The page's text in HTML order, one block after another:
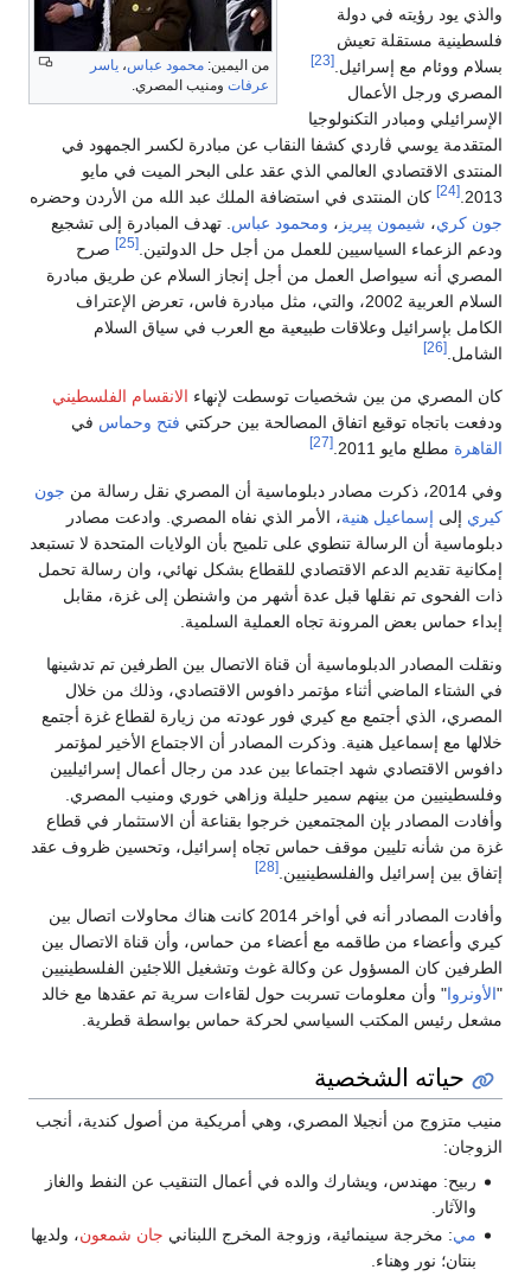
من اليمين: محمود عباس، ياسر
عرفات ومنيب المصري.
والذي يود رؤيته في دولة
فلسطينية مستقلة تعيش
بسلام ووئام مع إسرائيل.[23]
المصري ورجل الأعمال
الإسرائيلي ومبادر التكنولوجيا
المتقدمة يوسي ڤاردي كشفا النقاب عن مبادرة لكسر الجمهود في
المنتدى الاقتصادي العالمي الذي عقد على البحر الميت في مايو
2013.
[24]
كان المنتدى في استضافة الملك عبد الله من الأردن وحضره
جون كري، شيمون پيريز ، ومحمود عباس. تهدف المبادرة إلى تشجيع
ودعم الزعماء السياسيين للعمل من أجل حل الدولتين.[25]
صرح
المصري أنه سيواصل العمل من أجل إنجاز السلام عن طريق مبادرة
السلام العربية 2002، والتي، مثل مبادرة فاس، تعرض الإعتراف
الكامل بإسرائيل وعلاقات طبيعية مع العرب في سياق السلام
الشامل.[26]
كان المصري من بين شخصيات توسطت لإنهاء الانقسام الفلسطيني
ودفعت باتجاه توقيع اتفاق المصالحة بين حركتي فتح وحماس في
القاهرة مطلع مايو 2011. [27]
وفي 2014، ذكرت مصادر دبلوماسية أن المصري نقل رسالة من
جون
كيري إلى إسماعيل هنية، الأمر الذي نفاه المصري. وادعت مصادر
دبلوماسية أن الرسالة تنطوي على تلميح بأن الولايات المتحدة لا تستبعد
إمكانية تقديم الدعم الاقتصادي للقطاع بشكل نهائي، وان رسالة تحمل
ذات الفحوى تم نقلها قبل عدة أشهر من واشنطن إلى غزة، مقابل
إبداء حماس بعض المرونة تجاه العملية السلمية.
ونقلت المصادر الدبلوماسية أن قناة الاتصال بين الطرفين تم تدشينها
في الشتاء الماضي أثناء مؤتمر دافوس الاقتصادي، وذلك من خلال
المصري، الذي أجتمع مع كيري فور عودته من زيارة لقطاع غزة أجتمع
خلالها مع إسماعيل هنية. وذكرت المصادر أن الاجتماع الأخير لمؤتمر
دافوس الاقتصادي شهد اجتماعا بين عدد من رجال أعمال إسرائيليين
وفلسطينيين من بينهم سمير حليلة وزاهي خوري ومنيب المصري.
وأفادت المصادر بإن المجتمعين خرجوا بقناعة أن الاستثمار في قطاع
غزة من شأنه تليين موقف حماس تجاه إسرائيل، وتحسين ظروف عقد
إتفاق بين إسرائيل والفلسطينيين.[28]
وأفادت المصادر أنه في أواخر 2014 كانت هناك محاولات اتصال بين
كيري وأعضاء من طاقمه مع أعضاء من حماس، وأن قناة الاتصال بين
الطرفين كان المسؤول عن وكالة غوث وتشغيل اللاجئين الفلسطينيين
"الأونروا" وأن معلومات تسربت حول لقاءات سرية تم عقدها مع خالد
مشعل رئيس المكتب السياسي لحركة حماس بواسطة قطرية.
حياته الشخصية
منيب متزوج من أنجيلا المصري، وهي أمريكية من أصول كندية، أنجب
الزوجان:
ربيح: مهندس، ويشارك والده في أعمال التنقيب عن النفط والغاز
والآثار.
مي: مخرجة سينمائية، وزوجة المخرج اللبناني جان شمعون، ولديها
بنتان؛ نور وهناء.